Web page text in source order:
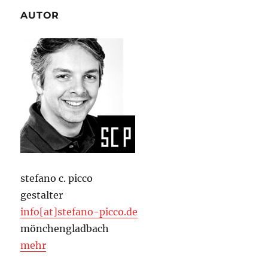
AUTOR
stefano c. picco
gestalter
info[at]stefano-picco.de
mönchengladbach
mehr